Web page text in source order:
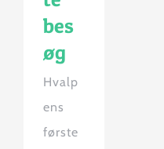
bes
øg
Hvalp
ens
første